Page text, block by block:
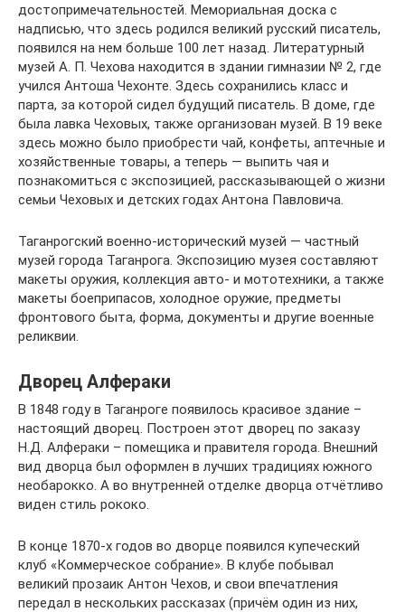
достопримечательностей. Мемориальная доска с
надписью, что здесь родился великий русский писатель,
появился на нем больше 100 лет назад. Литературный
музей А. П. Чехова находится в здании гимназии № 2, где
учился Антоша Чехонте. Здесь сохранились класс и
парта, за которой сидел будущий писатель. В доме, где
была лавка Чеховых, также организован музей. В 19 веке
здесь можно было приобрести чай, конфеты, аптечные и
хозяйственные товары, а теперь — выпить чая и
познакомиться с экспозицией, рассказывающей о жизни
семьи Чеховых и детских годах Антона Павловича.
Таганрогский военно-исторический музей — частный
музей города Таганрога. Экспозицию музея составляют
макеты оружия, коллекция авто- и мототехники, а также
макеты боеприпасов, холодное оружие, предметы
фронтового быта, форма, документы и другие военные
реликвии.
Дворец Алфераки
В 1848 году в Таганроге появилось красивое здание –
настоящий дворец. Построен этот дворец по заказу
Н.Д. Алфераки – помещика и правителя города. Внешний
вид дворца был оформлен в лучших традициях южного
необарокко. А во внутренней отделке дворца отчётливо
виден стиль рококо.
В конце 1870-х годов во дворце появился купеческий
клуб «Коммерческое собрание». В клубе побывал
великий прозаик Антон Чехов, и свои впечатления
передал в нескольких рассказах (причём один из них,